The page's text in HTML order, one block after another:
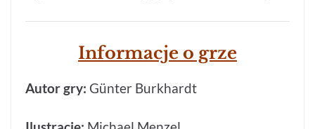
Informacje o grze
Autor gry: Günter Burkhardt